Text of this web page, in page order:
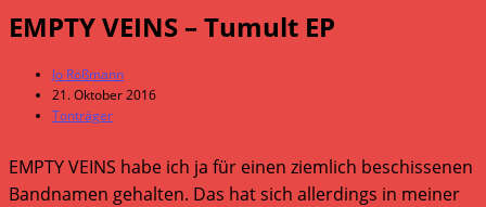
EMPTY VEINS – Tumult EP
Beitrags-
Autor:
Jo Rößmann
Beitrag
veröffentlicht:
21. Oktober 2016
Beitrags-
Tonträger
EMPTY VEINS habe ich ja für einen ziemlich beschissenen
Bandnamen gehalten. Das hat sich allerdings in meiner